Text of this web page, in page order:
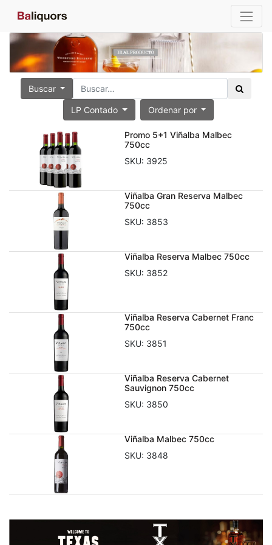
Buscar
LP Contado Ordenar por
Promo 5+1 Viñalba Malbec
750cc
SKU: 3925
Viñalba Gran Reserva Malbec
750cc
SKU: 3853
Viñalba Reserva Malbec 750cc
SKU: 3852
Viñalba Reserva Cabernet Franc
750cc
SKU: 3851
Viñalba Reserva Cabernet
Sauvignon 750cc
SKU: 3850
Viñalba Malbec 750cc
SKU: 3848